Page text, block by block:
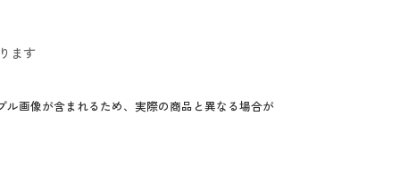
ます
画像が含まれるため、実際の商品と異なる場合が